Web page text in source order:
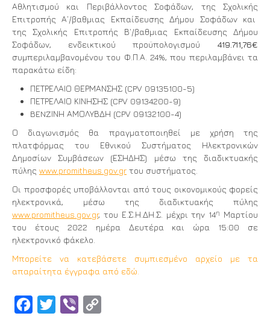
Αθλητισμού και Περιβάλλοντος Σοφάδων, της Σχολικής
Επιτροπής Α’/βαθμιας Εκπαίδευσης Δήμου Σοφάδων και
της Σχολικής Επιτροπής Β΄/βαθμιας Εκπαίδευσης Δήμου
Σοφάδων, ενδεικτικού προϋπολογισμού 419.711,76€
συμπεριλαμβανομένου του Φ.Π.Α. 24%, που περιλαμβάνει τα
παρακάτω είδη:
ΠΕΤΡΕΛΑΙΟ ΘΕΡΜΑΝΣΗΣ (CPV 09135100-5)
ΠΕΤΡΕΛΑΙΟ ΚΙΝΗΣΗΣ (CPV 09134200-9)
BENZΙΝΗ ΑΜΟΛΥΒΔΗ (CPV 09132100-4)
Ο διαγωνισμός θα πραγματοποιηθεί με χρήση της
πλατφόρμας του Εθνικού Συστήματος Ηλεκτρονικών
Δημοσίων Συμβάσεων (ΕΣΗΔΗΣ) μέσω της διαδικτυακής
πύλης www.promitheus.gov.gr του συστήματος.
Οι προσφορές υποβάλλονται από τους οικονομικούς φορείς
ηλεκτρονικά, μέσω της διαδικτυακής πύλης
www.promitheus.gov.gr, του Ε.Σ.Η.ΔΗ.Σ. μέχρι την 14η
Μαρτίου
του έτους 2022 ημέρα Δευτέρα και ώρα 15:00 σε
ηλεκτρονικό φάκελο.
Μπορείτε να κατεβάσετε συμπιεσμένο αρχείο με τα
απαραίτητα έγγραφα από εδώ.
Facebook
Twitter Viber